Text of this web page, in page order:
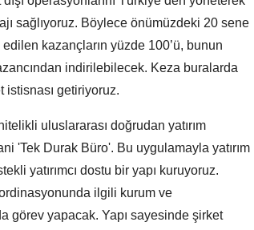
sağlıyoruz. Böylece önümüzdeki 20 sene
kazançların yüzde 100’ü, bunun
indirilebilecek. Keza buralarda
istisnası getiriyoruz.
uluslararası doğrudan yatırım
'Tek Durak Büro'. Bu uygulamayla yatırım
yatırımcı dostu bir yapı kuruyoruz.
ilgili kurum ve
görev yapacak. Yapı sayesinde şirket